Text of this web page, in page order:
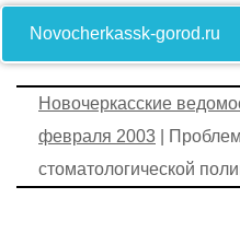
Novocherkassk-gorod.ru
Новочеркасские
февраля 2003 |
стоматологической